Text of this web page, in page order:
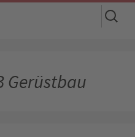
Suchen
nach:
Gerüstbau